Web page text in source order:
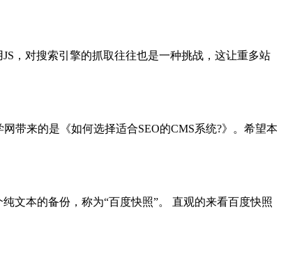
，对搜索引擎的抓取往往也是一种挑战，这让重多站
带来的是《如何选择适合SEO的CMS系统?》。希望本
文本的备份，称为“百度快照”。 直观的来看百度快照